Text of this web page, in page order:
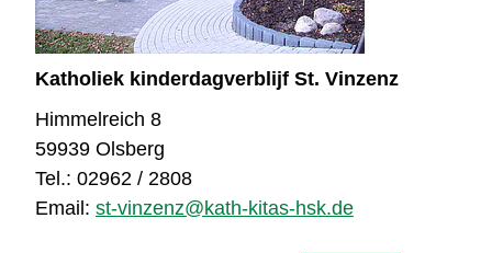
Katholiek kinderdagverblijf St. Vinzenz
Himmelreich 8
59939 Olsberg
Tel.: 02962 / 2808
Email: st-vinzenz@kath-kitas-hsk.de